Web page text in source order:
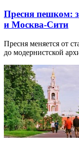
Пресня пешком:
и Москва-Сити
Пресня меняется от
до модернистской